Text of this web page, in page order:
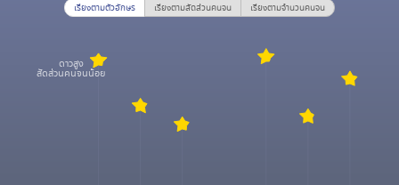
เรียงตามตัวอักษร เรียงตามสัดส่วนคนจน เรียงตามจำนวนคนจน
ดาวสูง
สัดส่วนคนจนน้อย